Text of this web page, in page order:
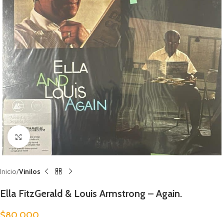
Clic para ampliar
Inicio Vinilos
Ella FitzGerald & Louis Armstrong – Again.